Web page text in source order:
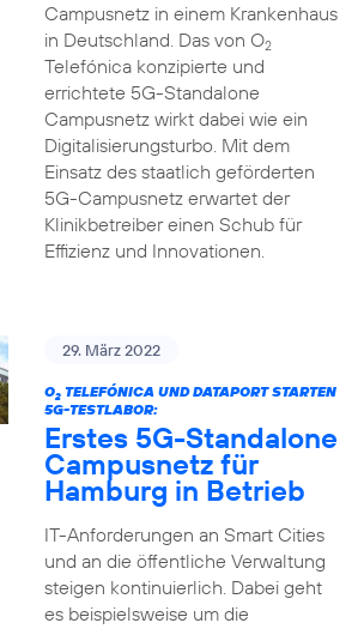
Campusnetz in einem Krankenhaus
in Deutschland. Das von O2
Telefónica konzipierte und
errichtete 5G-Standalone
Campusnetz wirkt dabei wie ein
Digitalisierungsturbo. Mit dem
Einsatz des staatlich geförderten
5G-Campusnetz erwartet der
Klinikbetreiber einen Schub für
Effizienz und Innovationen.
29. März 2022
O2TELEFÓNICA UND DATAPORT STARTEN
5G-TESTLABOR:
Erstes 5G-Standalone
Campusnetz für
Hamburg in Betrieb
IT-Anforderungen an Smart Cities
und an die öffentliche Verwaltung
steigen kontinuierlich. Dabei geht
es beispielsweise um die